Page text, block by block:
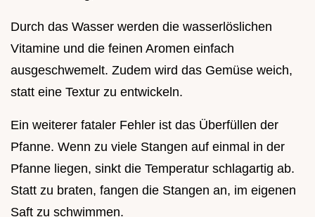
Durch das Wasser werden die wasserlöslichen
Vitamine und die feinen Aromen einfach
ausgeschwemelt. Zudem wird das Gemüse weich,
statt eine Textur zu entwickeln.
Ein weiterer fataler Fehler ist das Überfüllen der
Pfanne. Wenn zu viele Stangen auf einmal in der
Pfanne liegen, sinkt die Temperatur schlagartig ab.
Statt zu braten, fangen die Stangen an, im eigenen
Saft zu schwimmen.